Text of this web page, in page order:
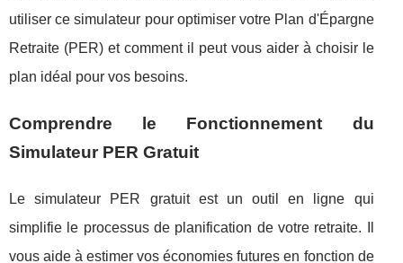
utiliser ce simulateur pour optimiser votre Plan d'Épargne
Retraite (PER) et comment il peut vous aider à choisir le
plan idéal pour vos besoins.
Comprendre le Fonctionnement du
Simulateur PER Gratuit
Le simulateur PER gratuit est un outil en ligne qui
simplifie le processus de planification de votre retraite. Il
vous aide à estimer vos économies futures en fonction de